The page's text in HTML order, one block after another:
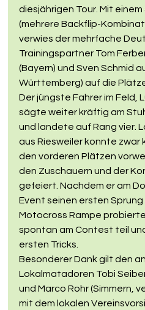
diesjährigen Tour. Mit
(mehrere Backflip-
verwies der mehrfache
Trainingspartner Tom
(Bayern) und Sven Schmid
Württemberg) auf die
Der jüngste Fahrer im Feld,
sägte weiter kräftig am
und landete auf Rang vier.
aus Riesweiler konnte zwar
den vorderen Plätzen
den Zuschauern und der
gefeiert. Nachdem er am
Event seinen ersten
Motocross Rampe
spontan am Contest teil
ersten Tricks.
Besonderer Dank gilt den
Lokalmatadoren Tobi
und Marco Rohr (Simmern,
mit dem lokalen